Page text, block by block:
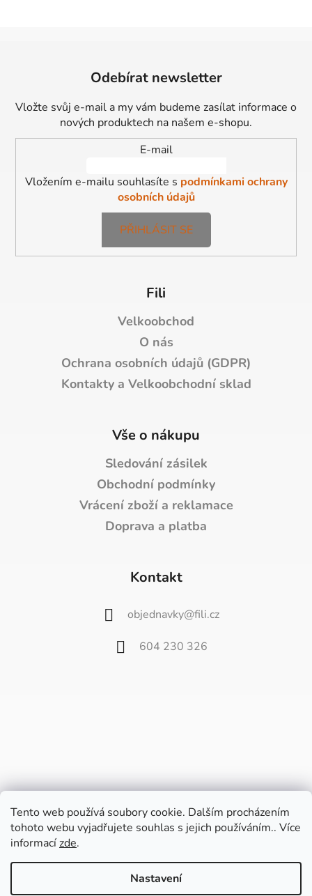
Tento web používá soubory cookie. Dalším procházením
tohoto webu vyjadřujete souhlas s jejich používáním.. Více
informacízde.
Nastavení
Vážení zákazníci,
od 27. července do 9. srpna bude náš
velkoobchod zavřený z důvodu dovolené.
Odebírat newsletter
Vložte svůj e-mail a my vám budeme zasílat informace o
nových produktech na našem e-shopu.
E-mail
Vložením e-mailu souhlasíte s podmínkami ochrany
osobních údajů
PŘIHLÁSIT SE
Fili
Velkoobchod
O nás
Ochrana osobních údajů (GDPR)
Kontakty a Velkoobchodní sklad
Vše o nákupu
Sledování zásilek
Obchodní podmínky
Vrácení zboží a reklamace
Doprava a platba
Kontakt
objednavky@fili.cz
604 230 326